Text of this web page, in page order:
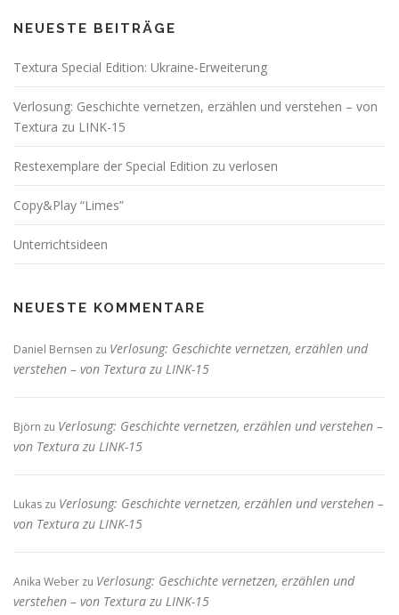
NEUESTE BEITRÄGE
Textura Special Edition: Ukraine-Erweiterung
Verlosung: Geschichte vernetzen, erzählen und verstehen – von
Textura zu LINK-15
Restexemplare der Special Edition zu verlosen
Copy&Play “Limes”
Unterrichtsideen
NEUESTE KOMMENTARE
Daniel Bernsen zu Verlosung: Geschichte vernetzen, erzählen und
verstehen – von Textura zu LINK-15
Björn zu Verlosung: Geschichte vernetzen, erzählen und verstehen –
von Textura zu LINK-15
Lukas zu Verlosung: Geschichte vernetzen, erzählen und verstehen –
von Textura zu LINK-15
Anika Weber zu Verlosung: Geschichte vernetzen, erzählen und
verstehen – von Textura zu LINK-15